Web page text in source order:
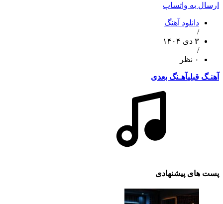
ارسال به واتساپ
دانلود آهنگ
/
۳ دی ۱۴۰۴
/
۰ نظر
آهنـگ قبلیآهـنگ بعدی
پست های پیشنهادی